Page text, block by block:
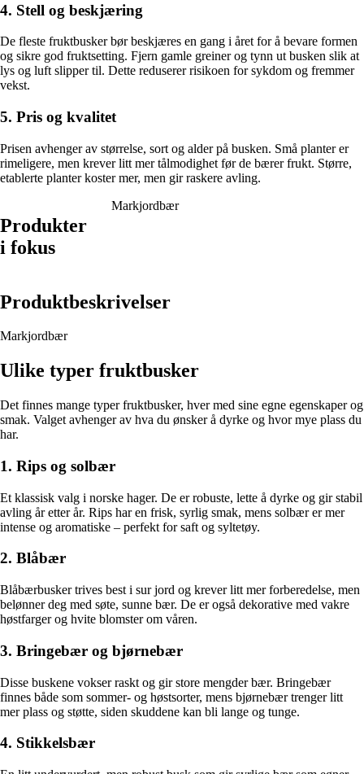
4. Stell og beskjæring
De fleste fruktbusker bør beskjæres en gang i året for å bevare formen
og sikre god fruktsetting. Fjern gamle greiner og tynn ut busken slik at
lys og luft slipper til. Dette reduserer risikoen for sykdom og fremmer
vekst.
5. Pris og kvalitet
Prisen avhenger av størrelse, sort og alder på busken. Små planter er
rimeligere, men krever litt mer tålmodighet før de bærer frukt. Større,
etablerte planter koster mer, men gir raskere avling.
Produkter
i fokus
Markjordbær
Produktbeskrivelser
Markjordbær
Ulike typer fruktbusker
Det finnes mange typer fruktbusker, hver med sine egne egenskaper og
smak. Valget avhenger av hva du ønsker å dyrke og hvor mye plass du
har.
1. Rips og solbær
Et klassisk valg i norske hager. De er robuste, lette å dyrke og gir stabil
avling år etter år. Rips har en frisk, syrlig smak, mens solbær er mer
intense og aromatiske – perfekt for saft og syltetøy.
2. Blåbær
Blåbærbusker trives best i sur jord og krever litt mer forberedelse, men
belønner deg med søte, sunne bær. De er også dekorative med vakre
høstfarger og hvite blomster om våren.
3. Bringebær og bjørnebær
Disse buskene vokser raskt og gir store mengder bær. Bringebær
finnes både som sommer- og høstsorter, mens bjørnebær trenger litt
mer plass og støtte, siden skuddene kan bli lange og tunge.
4. Stikkelsbær